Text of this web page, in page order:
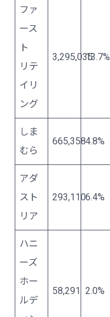
ファ
ース
ト
リテ
イリ
ング
3,295,03513.7%
しま
むら
665,3584.8%
アダ
スト
リア
293,1106.4%
ハニ
ーズ
ホー
ルデ
58,291 2.0%